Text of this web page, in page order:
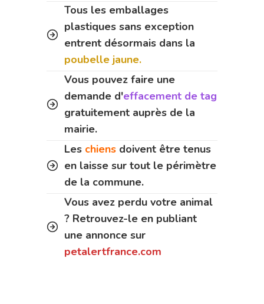
Tous les emballages
plastiques sans exception
entrent désormais dans la
poubelle jaune.
Vous pouvez faire une
demande d'effacement de tag
gratuitement auprès de la
mairie.
Les chiens doivent être tenus
en laisse sur tout le périmètre
de la commune.
Vous avez perdu votre animal
? Retrouvez-le en publiant
une annonce sur
petalertfrance.com